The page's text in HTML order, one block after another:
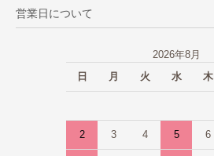
営業日について
2026年8月
日
月 火 水 木
2 3 4 5 6